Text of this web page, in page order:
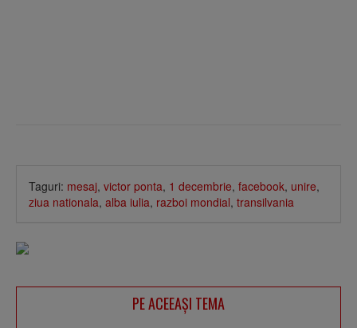
Taguri: mesaj, victor ponta, 1 decembrie, facebook, unire,
ziua nationala, alba iulia, razboi mondial, transilvania
PE ACEEAŞI TEMA